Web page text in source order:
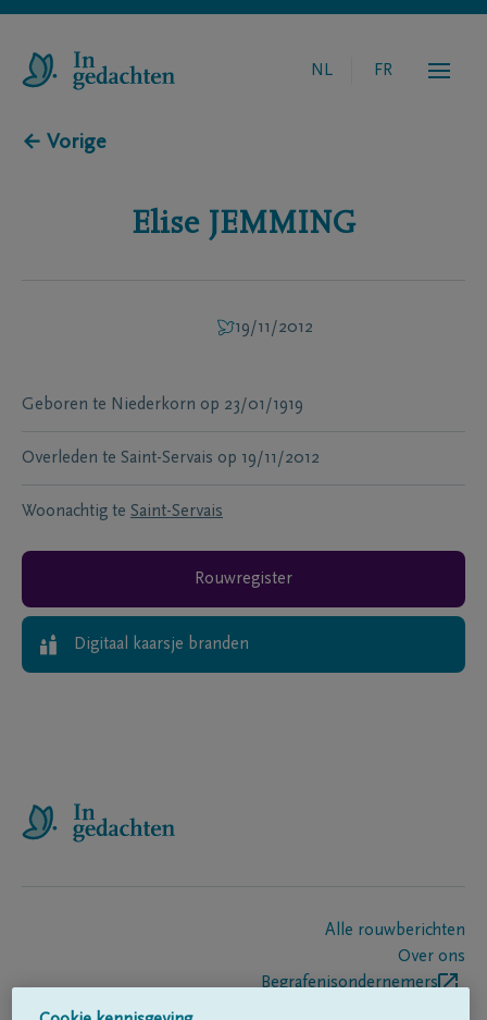
NL FR
← Vorige
Elise JEMMING
19/11/2012
Geboren te Niederkorn op 23/01/1919
Overleden te Saint-Servais op 19/11/2012
Woonachtig te Saint-Servais
Rouwregister
Digitaal kaarsje branden
Alle rouwberichten
Over ons
Begrafenisondernemers